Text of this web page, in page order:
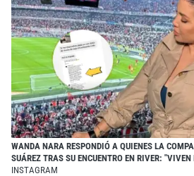
WANDA NARA RESPONDIÓ A QUIENES LA
SUÁREZ TRAS SU ENCUENTRO EN RIVER:
INSTAGRAM